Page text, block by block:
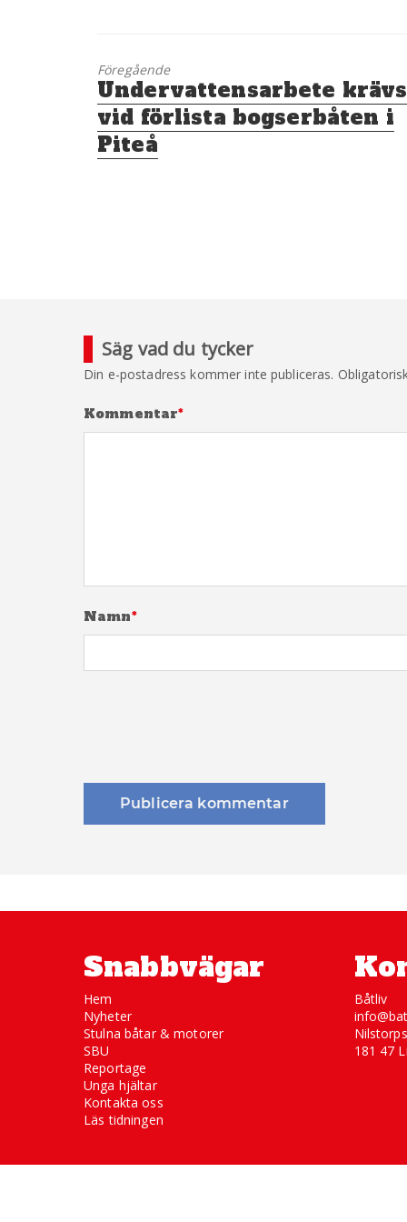
Föregående
Föregående
inlägg:
Undervattensarbete krävs
vid förlista bogserbåten i
Piteå
Säg vad du tycker
Din e-postadress kommer inte publiceras.
Kommentar*
Namn*
Snabbvägar
Hem
Nyheter
Stulna båtar & motorer
SBU
Reportage
Unga hjältar
Kontakta oss
Läs tidningen
Båtliv
181 47